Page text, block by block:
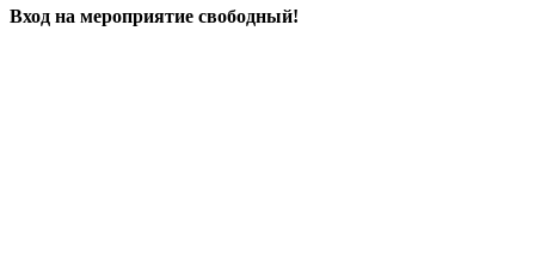
Вход на мероприятие свободный!